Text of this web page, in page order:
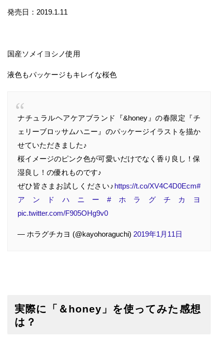
発売日：2019.1.11
国産ソメイヨシノ使用
液色もパッケージもキレイな桜色
ナチュラルヘアケアブランド『&honey』の春限定『チ
ェリーブロッサムハニー』のパッケージイラストを描か
せていただきました♪
桜イメージのピンク色が可愛いだけでなく香り良し！保
湿良し！の優れものです♪
ぜひ皆さまお試しください♪ https://t.co/XV4C4D0Ecm#
アンドハニー #ホラグチカヨ
pic.twitter.com/F905OHg9v0
— ホラグチカヨ (@kayohoraguchi) 2019年1月11日
実際に「＆honey」を使ってみた感想
は？